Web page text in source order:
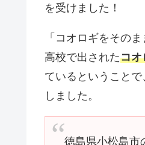
を受けました！
「コオロギをその
高校で出されたコオ
ているということ
しました。
徳島県小松島市